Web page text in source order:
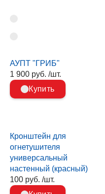
АУПТ "ГРИБ"
1 900 руб. /шт.
Купить
Кронштейн для
огнетушителя
универсальный
настенный (красный)
100 руб. /шт.